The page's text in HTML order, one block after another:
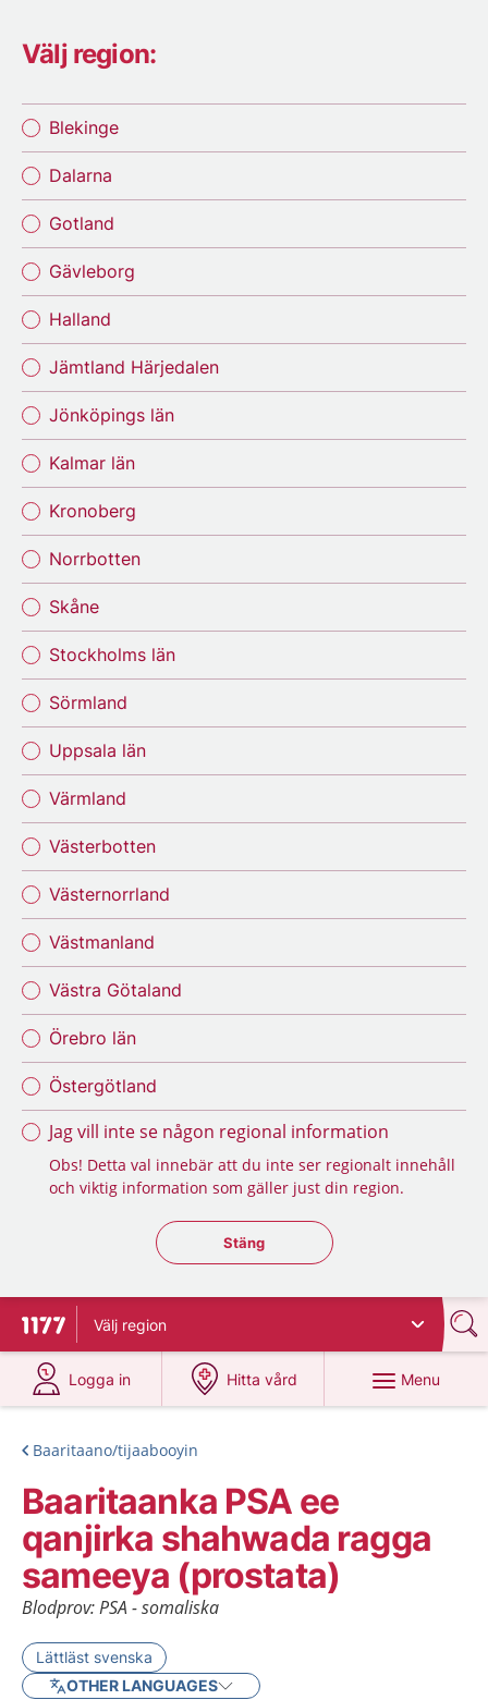
Välj region:
Blekinge
Dalarna
Gotland
Gävleborg
Halland
Jämtland Härjedalen
Jönköpings län
Kalmar län
Kronoberg
Norrbotten
Skåne
Stockholms län
Sörmland
Uppsala län
Värmland
Västerbotten
Västernorrland
Västmanland
Västra Götaland
Örebro län
Östergötland
Jag vill inte se någon regional information
Obs! Detta val innebär att du inte ser regionalt innehåll
och viktig information som gäller just din region.
Stäng regionsväljaren
Stäng
To start page for 1177
Välj region
Logga in
at 1177.se
Hitta vård
at 1177.se
Menu
Baaritaano/tijaabooyin
Baaritaanka PSA ee
qanjirka shahwada ragga
sameeya (prostata)
Blodprov: PSA - somaliska
Lättläst svenska
OTHER LANGUAGES